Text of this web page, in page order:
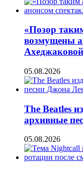
«Позор
возмущены
Ахеджаковой
05.08.2026
The Beatles
архивные
05.08.2026